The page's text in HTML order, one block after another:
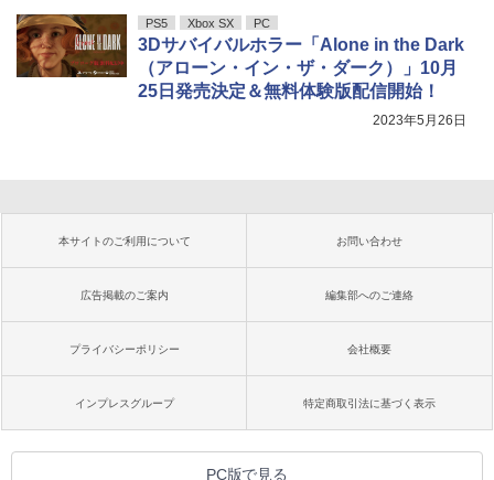
PS5 Xbox SX PC
3Dサバイバルホラー「Alone in the Dark
（アローン・イン・ザ・ダーク）」10月
25日発売決定＆無料体験版配信開始！
2023年5月26日
本サイトのご利用について お問い合わせ
広告掲載のご案内 編集部へのご連絡
プライバシーポリシー 会社概要
インプレスグループ 特定商取引法に基づく表示
PC版で見る